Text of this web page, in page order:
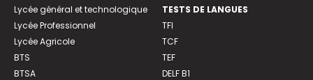
Lycée général et technologique
Lycée Professionnel
Lycée Agricole
BTS
BTSA
TESTS DE LANGUES
TFI
TCF
TEF
DELF B1